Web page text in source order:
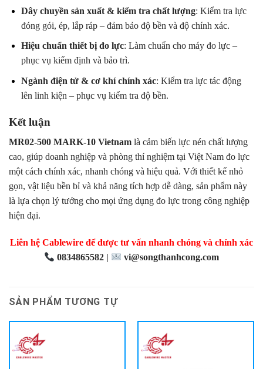
Dây chuyền sản xuất & kiểm tra chất lượng: Kiểm tra lực
đóng gói, ép, lắp ráp – đảm bảo độ bền và độ chính xác.
Hiệu chuẩn thiết bị đo lực: Làm chuẩn cho máy đo lực –
phục vụ kiểm định và bảo trì.
Ngành điện tử & cơ khí chính xác: Kiểm tra lực tác động
lên linh kiện – phục vụ kiểm tra độ bền.
Kết luận
MR02-500 MARK-10 Vietnam là cảm biến lực nén chất lượng
cao, giúp doanh nghiệp và phòng thí nghiệm tại Việt Nam đo lực
một cách chính xác, nhanh chóng và hiệu quả. Với thiết kế nhỏ
gọn, vật liệu bền bỉ và khả năng tích hợp dễ dàng, sản phẩm này
là lựa chọn lý tưởng cho mọi ứng dụng đo lực trong công nghiệp
hiện đại.
Liên hệ Cablewire để được tư vấn nhanh chóng và chính xác
0834865582 |
vi@songthanhcong.com
SẢN PHẨM TƯƠNG TỰ